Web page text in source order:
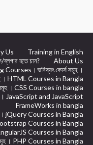
Us
Training in English
ব্লগার হতে চান?
About Us
Courses। ভবিষ্যৎ কোর্স সমূহ ।
। HTML Courses in Bangla
। CSS Courses in bangla
। JavaScript and JavaScript
FrameWorks in bangla
। jQuery Courses in Bangla
Bootstrap Courses in Bangla
AngularJS Courses in Bangla
সমূহ । PHP Courses in Bangla